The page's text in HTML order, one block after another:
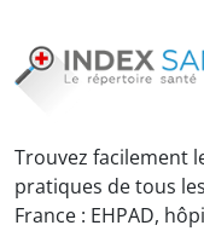
Trouvez facilement
pratiques de tous
France : EHPAD,